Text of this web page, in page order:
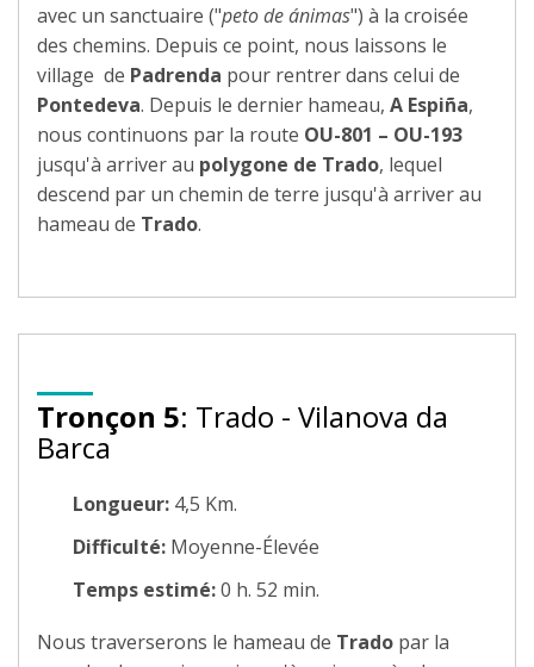
avec un sanctuaire ("peto de ánimas") à la croisée
des chemins. Depuis ce point, nous laissons le
village de Padrenda pour rentrer dans celui de
Pontedeva. Depuis le dernier hameau, A Espiña,
nous continuons par la route OU-801 – OU-193
jusqu'à arriver au polygone de Trado, lequel
descend par un chemin de terre jusqu'à arriver au
hameau de Trado.
Tronçon 5: Trado - Vilanova da
Barca
Longueur: 4,5 Km.
Difficulté: Moyenne-Élevée
Temps estimé:0 h. 52 min.
Nous traverserons le hameau de Trado par la